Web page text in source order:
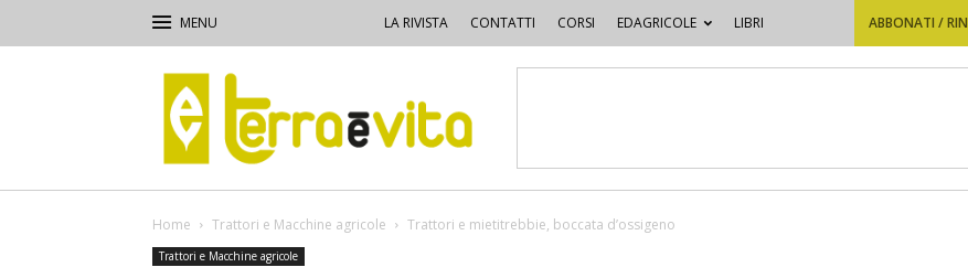
LA RIVISTA CONTATTI CORSI EDAGRICOLE LIBRI ABBONATI /
Terra
e
Vita
Home Trattori e Macchine agricole Trattori e mietitrebbie, boccata d’ossigeno
Trattori e Macchine agricole